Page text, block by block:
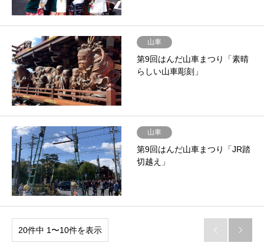
山車
第9回はんだ山車まつり「素晴
らしい山車彫刻」
山車
第9回はんだ山車まつり「JR踏
切越え」
20件中 1〜10件を表示  